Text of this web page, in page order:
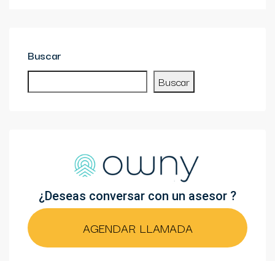
Buscar
Buscar
¿Deseas conversar con un asesor ?
AGENDAR LLAMADA